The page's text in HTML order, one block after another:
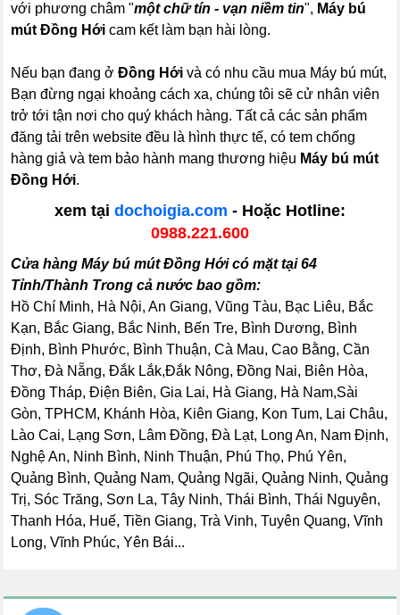
với phương châm "một chữ tín - vạn niềm tin", Máy bú
mút Đồng Hới cam kết làm bạn hài lòng.
Nếu bạn đang ởĐồng Hới và có nhu cầu mua Máy bú mút,
Bạn đừng ngại khoảng cách xa, chúng tôi sẽ cử nhân viên
trở tới tận nơi cho quý khách hàng. Tất cả các sản phẩm
đăng tải trên website đều là hình thực tế, có tem chống
hàng giả và tem bảo hành mang thương hiệu Máy bú mút
Đồng Hới.
xem tại dochoigia.com - Hoặc Hotline:
0988.221.600
Cửa hàng Máy bú mút Đồng Hới có mặt tại 64
Tỉnh/Thành Trong cả nước bao gồm:
Hồ Chí Minh, Hà Nội, An Giang, Vũng Tàu, Bạc Liêu, Bắc
Kạn, Bắc Giang, Bắc Ninh, Bến Tre, Bình Dương, Bình
Định, Bình Phước, Bình Thuận, Cà Mau, Cao Bằng, Cần
Thơ, Đà Nẵng, Đắk Lắk,Đắk Nông, Đồng Nai, Biên Hòa,
Đồng Tháp, Điện Biên, Gia Lai, Hà Giang, Hà Nam,Sài
Gòn, TPHCM, Khánh Hòa, Kiên Giang, Kon Tum, Lai Châu,
Lào Cai, Lạng Sơn, Lâm Đồng, Đà Lạt, Long An, Nam Định,
Nghệ An, Ninh Bình, Ninh Thuận, Phú Thọ, Phú Yên,
Quảng Bình, Quảng Nam, Quảng Ngãi, Quảng Ninh, Quảng
Trị, Sóc Trăng, Sơn La, Tây Ninh, Thái Bình, Thái Nguyên,
Thanh Hóa, Huế, Tiền Giang, Trà Vinh, Tuyên Quang, Vĩnh
Long, Vĩnh Phúc, Yên Bái...